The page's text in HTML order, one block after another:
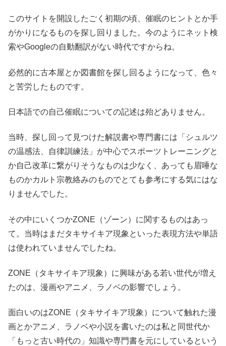
このサイトを開設したごく初期の頃、催眠のヒントとか手
がかりになるものを探し回りました。今のようにネット検
索やGoogleの自動翻訳がない時代ですからね。
必然的に古本屋とか図書館を探し回るようになって、色々
と苦労したものです。
日本語での自己催眠についての記述は殆どありません。
当時、探し回って見つけた解説書や専門書には「シュルツ
の温感法、自律訓練法」が中心でスポーツトレーニングと
か自己改革に繋がりそうなものは少なく、あっても眉唾な
ものかカルト宗教絡みのものでとても参考にする気にはな
りませんでした。
その中にいくつかZONE（ゾーン）に関するものはあっ
て。当時はまだタキサイキア現象といった表現方法や単語
は使われていませんでしたね。
ZONE（タキサイキア現象）に興味がある若い世代が増え
たのは、漫画やアニメ、ラノベの影響でしょう。
面白いのはZONE（タキサイキア現象）について触れた漫
画とかアニメ、ラノベや小説を書いたのは私と同世代か
「もっと古い時代の」知識や専門書を元にしているという